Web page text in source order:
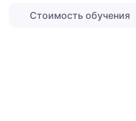
Стоимость обучения